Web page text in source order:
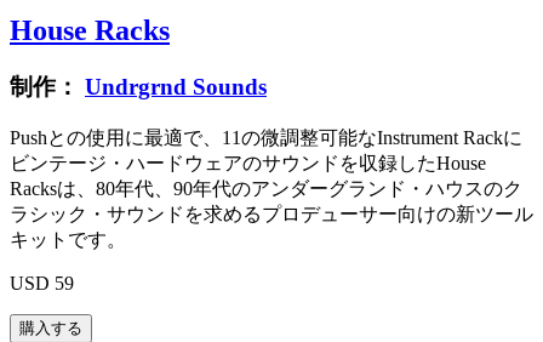
House Racks
制作： Undrgrnd Sounds
Pushとの使用に最適で、11の微調整可能なInstrument Rackに
ビンテージ・ハードウェアのサウンドを収録したHouse
Racksは、80年代、90年代のアンダーグランド・ハウスのク
ラシック・サウンドを求めるプロデューサー向けの新ツール
キットです。
USD 59